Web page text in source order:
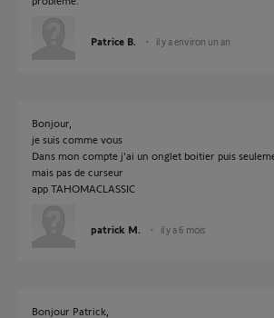
Patrice B. il y a environ un an
Bonjour,
je suis comme vous
Dans mon compte j'ai un onglet boitier puis
mais pas de curseur
app TAHOMACLASSIC
patrick M. il y a 6 mois
Bonjour Patrick,